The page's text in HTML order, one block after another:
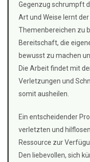
Gegenzug schrumpft
Art und Weise lernt
Themenbereichen zu
Bereitschaft, die
bewusst zu machen
Die Arbeit findet mit
Verletzungen und
somit ausheilen.
Ein entscheidender
verletzten und
Ressource zur
Den liebevollen, sich